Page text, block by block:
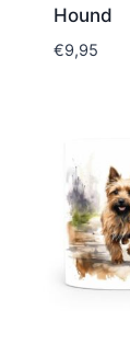
Hound
€9,95